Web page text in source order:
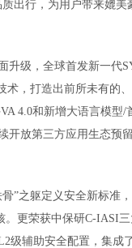
出行，为用户带来媲美
升级，全球首发新一代
术，打造出前所未有
4.0和新增大语言模型
开放第三方应用生态预
”之躯定义安全新标准
更荣获中保研C-IASI
级辅助安全配置，集成